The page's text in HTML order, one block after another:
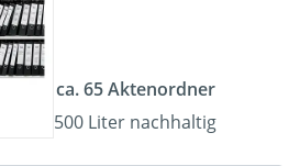
ca. 65 Aktenordner
500 Liter nachhaltig